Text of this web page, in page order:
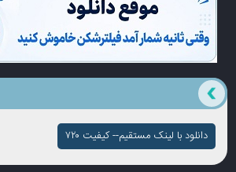
دانلود با لینک مستقیم-- کیفیت ۷۲۰